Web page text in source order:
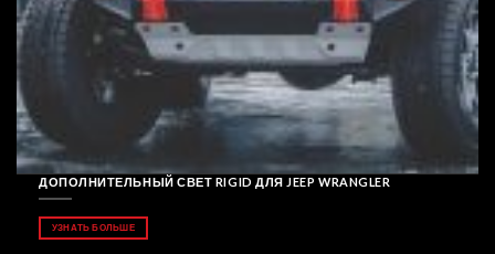
ДОПОЛНИТЕЛЬНЫЙ СВЕТ RIGID ДЛЯ JEEP WRANGLER
УЗНАТЬ БОЛЬШЕ